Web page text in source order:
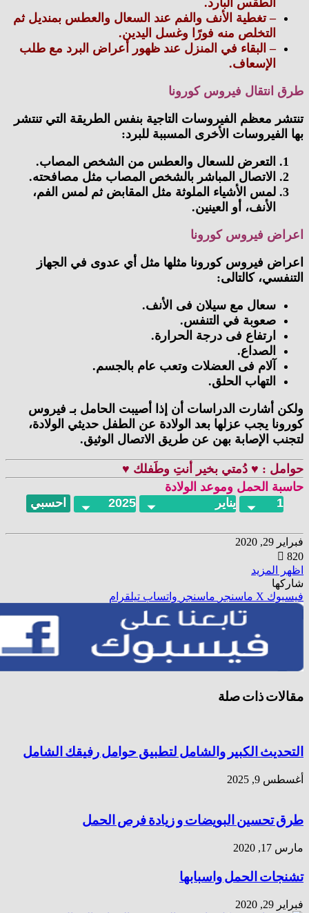
– تغطية الأنف والفم عند السعال والعطس بمنديل ثم
التخلص منه فورًا وغسل اليدين.
– البقاء في المنزل عند ظهور أعراض البرد مع طلب
الإسعاف.
فيروس كورونا
معظم الفيروسات التاجية بنفس الطريقة التي تنتشر
الأخرى المسببة للبرد:
التعرض للسعال والعطس من الشخص المصاب.
الاتصال المباشر بالشخص المصاب مثل مصافحته.
لمس الأشياء الملوثة مثل المقابض ثم لمس الفم،
الأنف، أو العينين.
فيروس كورونا
فيروس كورونا مثلها مثل أي عدوى في الجهاز
كالتالى:
سعال مع سيلان فى الأنف.
صعوبة في التنفس.
ارتفاع فى درجة الحرارة.
الصداع.
آلام فى العضلات وتعب عام بالجسم.
التهاب الحلق.
أشارت الدراسات أن إذا أصيبت الحامل بـ فيروس
يجب عزلها بعد الولادة عن الطفل حديثي الولادة،
الإصابة بهن عن طريق الاتصال الوثيق.
: ♥ دُمتي بخير أنتِ وطَفلك ♥
الحمل وموعد الولادة
‫X ماسنجر ماسنجر واتساب تيلقرام
ذات صلة
الكبير والشامل لتطبيق حوامل رفيقك الشامل
2025
البويضات و زيادة فرص الحمل
الحمل واسبابها